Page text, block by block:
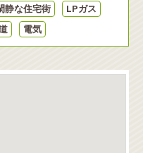
静な住宅街
LPガス
電気